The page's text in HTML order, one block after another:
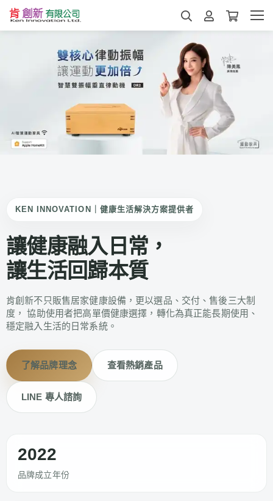
KEN INNOVATION｜健康生活解決方案提供者
讓健康融入日常，
讓生活回歸本質
肯創新不只販售居家健康設備，更以選品、交付、售後三大制
度， 協助使用者把高單價健康選擇，轉化為真正能長期使用、
穩定融入生活的日常系統。
了解品牌理念 查看熱銷產品
LINE 專人諮詢
2022
品牌成立年份